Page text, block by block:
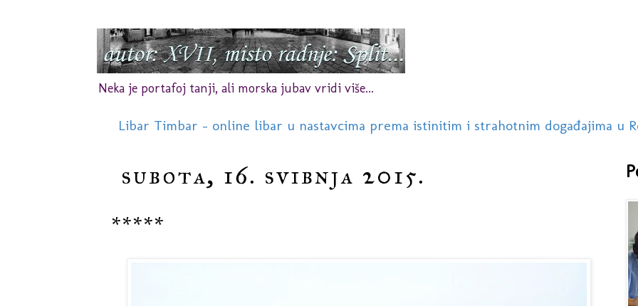
Neka je portafoj tanji, ali morska jubav vridi više...
Libar Timbar - online libar u nastavcima prema istinitim i strahotnim događajima u
subota, 16. svibnja 2015.
*****